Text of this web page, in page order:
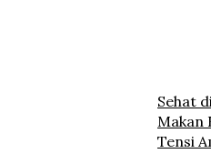
Sehat
Makan
Tensi